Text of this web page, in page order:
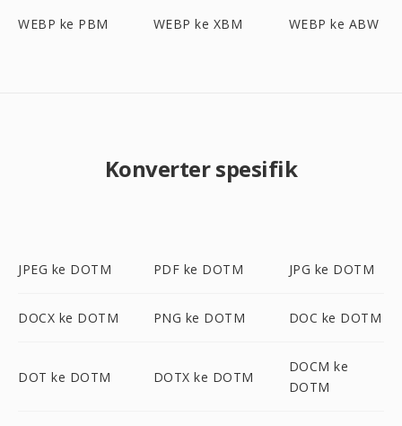
WEBP ke PBM WEBP ke XBM WEBP ke ABW
Konverter spesifik
JPEG ke DOTM PDF ke DOTM JPG ke DOTM
DOCX ke DOTM PNG ke DOTM DOC ke DOTM
DOT ke DOTM DOTX ke DOTM
DOCM ke
DOTM